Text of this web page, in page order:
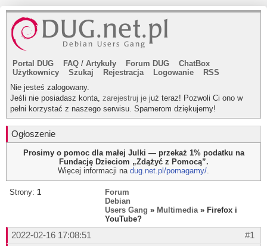
Portal DUG FAQ / Artykuły Forum DUG
ChatBox
Użytkownicy
Szukaj Rejestracja Logowanie
RSS
Nie jesteś zalogowany.
Jeśli nie posiadasz konta, zarejestruj je już teraz! Pozwoli Ci ono w
pełni korzystać z naszego serwisu. Spamerom dziękujemy!
Ogłoszenie
Prosimy o pomoc dla małej Julki — przekaż 1% podatku na
Fundację Dzieciom „Zdążyć z Pomocą”.
Więcej informacji na dug.net.pl/pomagamy/.
Strony: 1
Forum
Debian
Users Gang » Multimedia» Firefox i
YouTube?
#1
2022-02-16 17:08:51